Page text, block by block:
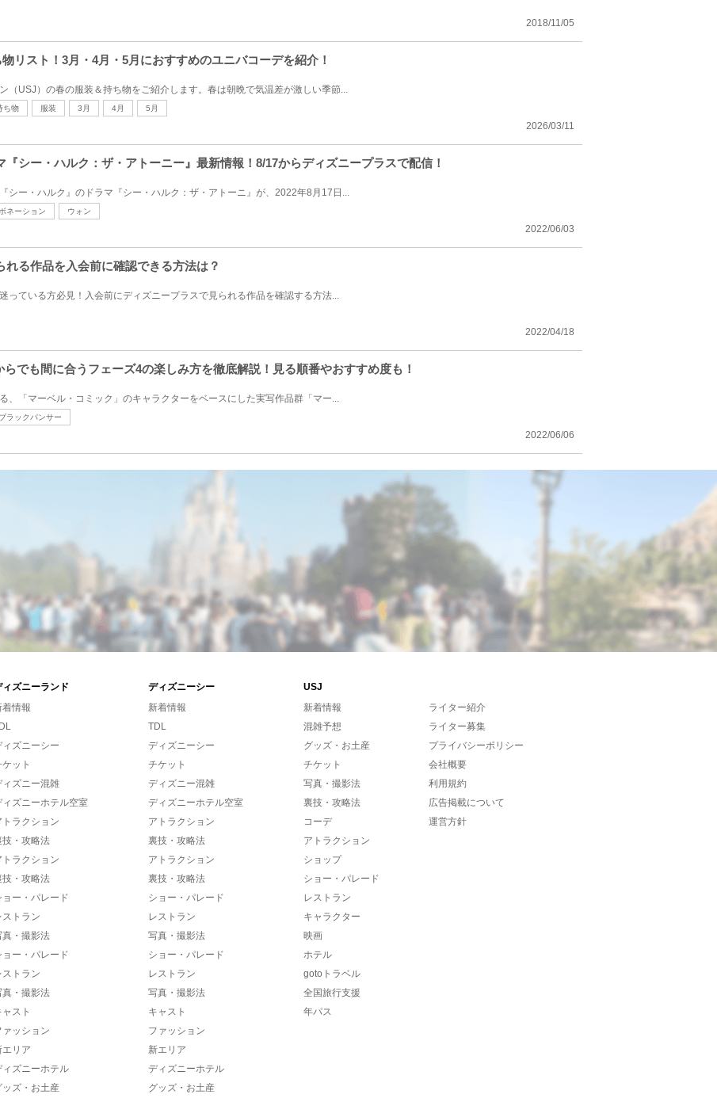
2018/11/05
リスト！3月・4月・5月におすすめのユニバコーデを紹介！
（USJ）の春の服装＆持ち物をご紹介します。春は朝晩で気温差が激しい季節...
ち物 服装 3月 4月 5月
2026/03/11
『シー・ハルク：ザ・アトーニー』最新情報！8/17からディズニープラスで配信！
シー・ハルク』のドラマ『シー・ハルク：ザ・アトーニ』が、2022年8月17日...
ネーション ウォン
2022/06/03
れる作品を入会前に確認できる方法は？
っている方必見！入会前にディズニープラスで見られる作品を確認する方法...
2022/04/18
らでも間に合うフェーズ4の楽しみ方を徹底解説！見る順番やおすすめ度も！
、「マーベル・コミック」のキャラクターをベースにした実写作品群「マー...
ブラックパンサー
2022/06/06
ィズニーランド ディズニーシー
USJ
着情報
ィズニーシー
ケット
ィズニー混雑
ィズニーホテル空室
トラクション
技・攻略法
トラクション
技・攻略法
ョー・パレード
ストラン
真・撮影法
ョー・パレード
ストラン
真・撮影法
ャスト
ァッション
エリア
ィズニーホテル
ッズ・お土産
新着情報
TDL
ディズニーシー
チケット
ディズニー混雑
ディズニーホテル空室
アトラクション
裏技・攻略法
アトラクション
裏技・攻略法
ショー・パレード
レストラン
写真・撮影法
ショー・パレード
レストラン
写真・撮影法
キャスト
ファッション
新エリア
ディズニーホテル
グッズ・お土産
新着情報
混雑予想
グッズ・お土産
チケット
写真・撮影法
裏技・攻略法
コーデ
アトラクション
ショップ
ショー・パレード
レストラン
キャラクター
映画
ホテル
gotoトラベル
全国旅行支援
年パス
ライター紹介
ライター募集
プライバシーポリシー
会社概要
利用規約
広告掲載について
運営方針